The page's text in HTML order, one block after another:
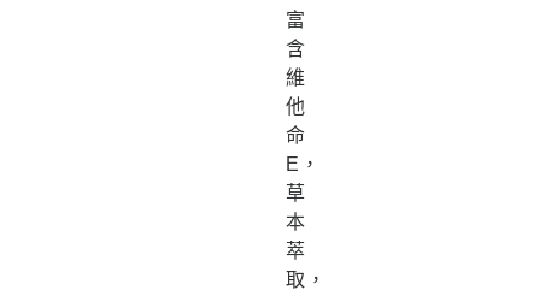
富
含
維
他
命
E，
草
本
萃
取，